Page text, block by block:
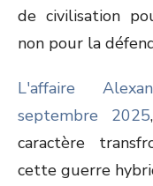
de civilisation
non pour la
L'affaire
septembre 2025
caractère
cette guerre